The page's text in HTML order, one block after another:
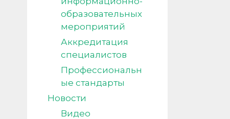
образовательных
мероприятий
Аккредитация
специалистов
Профессиональн
ые стандарты
Новости
Видео